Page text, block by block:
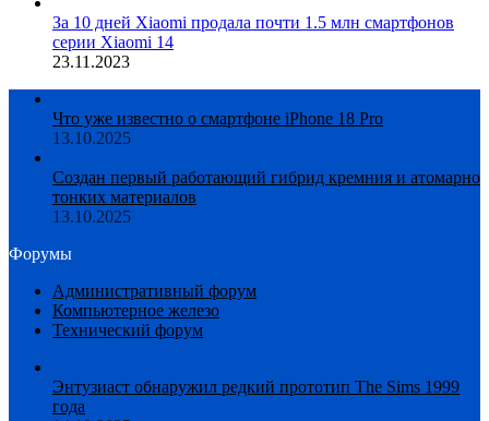
За 10 дней Xiaomi продала почти 1.5 млн смартфонов
серии Xiaomi 14
23.11.2023
Что уже известно о смартфоне iPhone 18 Pro
13.10.2025
Создан первый работающий гибрид кремния и атомарно
тонких материалов
13.10.2025
Форумы
Административный форум
Компьютерное железо
Технический форум
Энтузиаст обнаружил редкий прототип The Sims 1999
года